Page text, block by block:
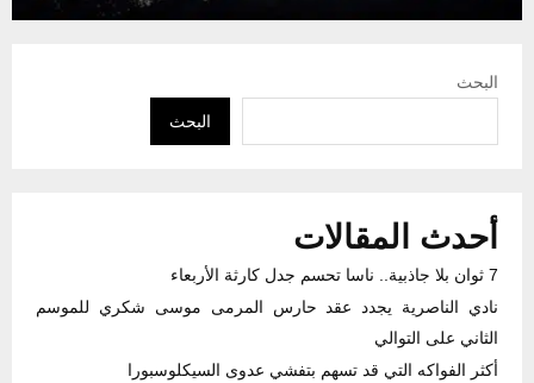
البحث
البحث
أحدث المقالات
7 ثوان بلا جاذبية.. ناسا تحسم جدل كارثة الأربعاء
نادي الناصرية يجدد عقد حارس المرمى موسى شكري للموسم
الثاني على التوالي
أكثر الفواكه التي قد تسهم بتفشي عدوى السيكلوسبورا